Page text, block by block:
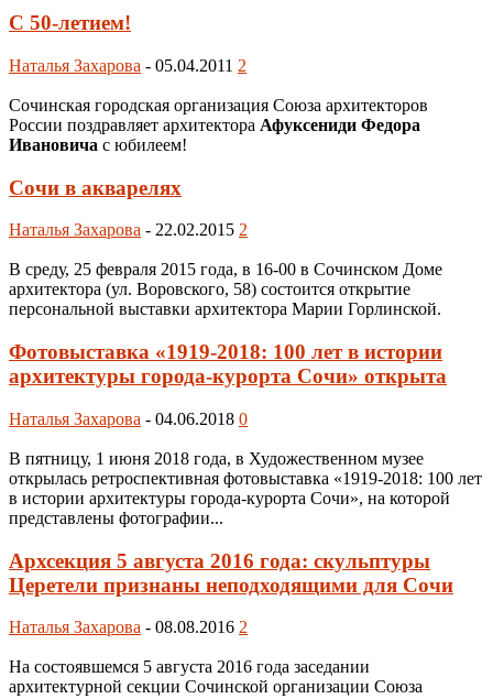
С 50-летием!
Наталья Захарова - 05.04.2011 2
Сочинская городская организация Союза архитекторов
России поздравляет архитектора Афуксениди Федора
Ивановича с юбилеем!
Сочи в акварелях
Наталья Захарова - 22.02.2015 2
В среду, 25 февраля 2015 года, в 16-00 в Сочинском Доме
архитектора (ул. Воровского, 58) состоится открытие
персональной выставки архитектора Марии Горлинской.
Фотовыставка «1919-2018: 100 лет в истории
архитектуры города-курорта Сочи» открыта
Наталья Захарова - 04.06.2018 0
В пятницу, 1 июня 2018 года, в Художественном музее
открылась ретроспективная фотовыставка «1919-2018: 100 лет
в истории архитектуры города-курорта Сочи», на которой
представлены фотографии...
Архсекция 5 августа 2016 года: скульптуры
Церетели признаны неподходящими для Сочи
Наталья Захарова - 08.08.2016 2
На состоявшемся 5 августа 2016 года заседании
архитектурной секции Сочинской организации Союза